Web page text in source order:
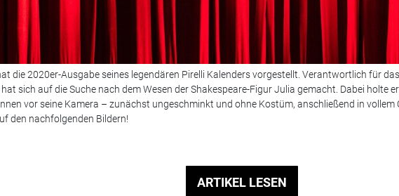
die 2020er-Ausgabe seines legendären Pirelli Kalenders vorgestellt. Verantwortlich für
sich auf die Suche nach dem Wesen der Shakespeare-Figur Julia gemacht. Dabei holte
vor seine Kamera – zunächst ungeschminkt und ohne Kostüm, anschließend in
den nachfolgenden Bildern!
ARTIKEL LESEN